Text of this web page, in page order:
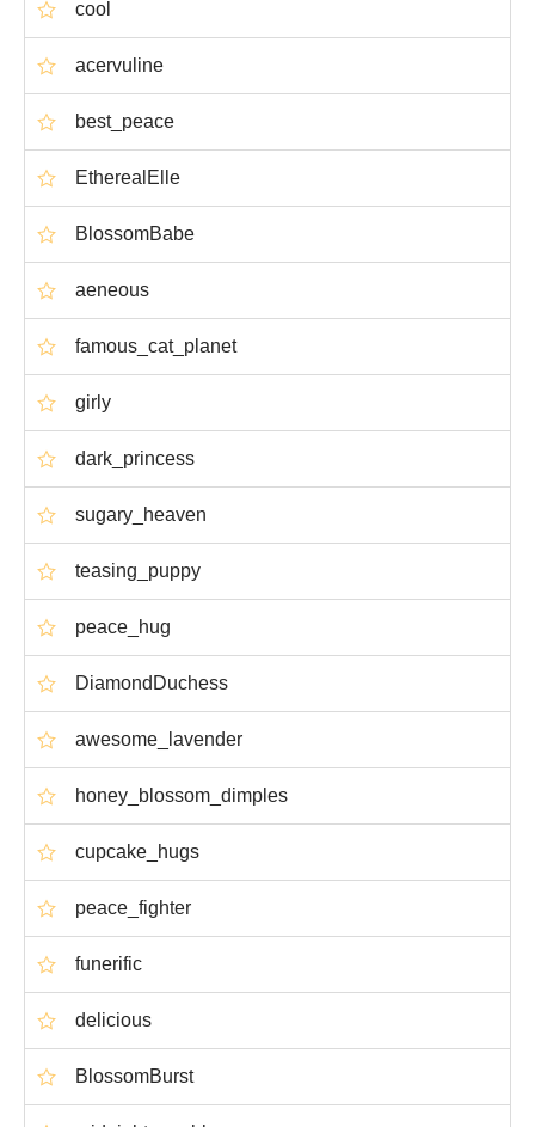
cool
acervuline
best_peace
EtherealElle
BlossomBabe
aeneous
famous_cat_planet
girly
dark_princess
sugary_heaven
teasing_puppy
peace_hug
DiamondDuchess
awesome_lavender
honey_blossom_dimples
cupcake_hugs
peace_fighter
funerific
delicious
BlossomBurst